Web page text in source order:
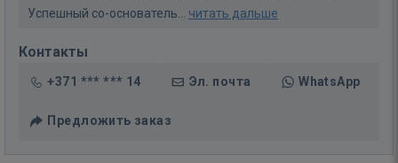
Успешный со-основатель... читать дальше
Контакты
+371 *** *** 14 Эл. почта WhatsApp
Предложить заказ